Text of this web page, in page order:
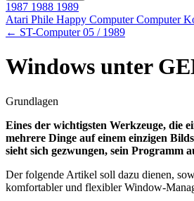
1987 1988 1989
Atari Phile Happy ComputerComputer
← ST-Computer 05 / 1989
Windows unter
Grundlagen
Eines der wichtigsten Werkzeuge, die
mehrere Dinge auf einem einzigen
sieht sich gezwungen, sein Programm
Der folgende Artikel soll dazu dienen,
komfortabler und flexibler Window-